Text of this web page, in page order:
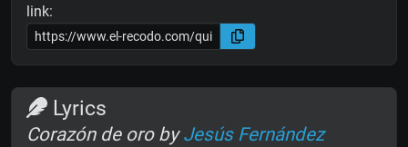
link:
Lyrics
Corazón de oro byJesús Fernández